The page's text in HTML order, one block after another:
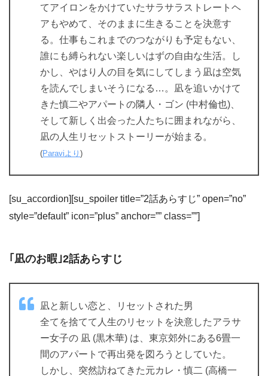
てアイロンをかけていたサラサラストレートヘ
アもやめて、そのままに生きることを決意す
る。仕事もこれまでのつながりも予定もない、
誰にも縛られない楽しいはずの自由な生活。し
かし、やはり人の目を気にしてしまう凪は空気
を読んでしまいそうになる…。凪を追いかけて
きた慎二やアパートの隣人・ゴン (中村倫也)、
そして新しく出会った人たちに囲まれながら、
凪の人生リセットストーリーが始まる。
(Paraviより )
[su_accordion][su_spoiler title=”2話あらすじ” open=”no”
style=”default” icon=”plus” anchor=”” class=””]
｢凪のお暇｣2話あらすじ
凪と新しい恋と、リセットされた男
全てを捨てて人生のリセットを決意したアラサ
ー女子の 凪 (黒木華) は、東京郊外にある6畳一
間のアパートで再出発を図ろうとしていた。
しかし、突然訪ねてきた元カレ・慎二 (高橋一